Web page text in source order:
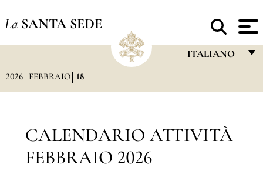
La SANTA SEDE
ITALIANO
2026 FEBBRAIO 18
CALENDARIO ATTIVITÀ
FEBBRAIO 2026